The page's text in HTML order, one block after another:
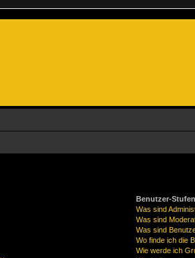
Benutzer-
Was sind
Was sind
Was sind
Wo finde ich die
Wie werde ich